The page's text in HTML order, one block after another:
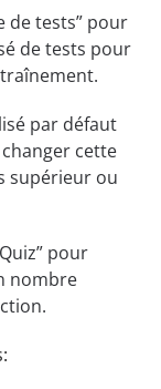
de tests” pour
de tests pour
par défaut
cette
supérieur ou
pour
nombre